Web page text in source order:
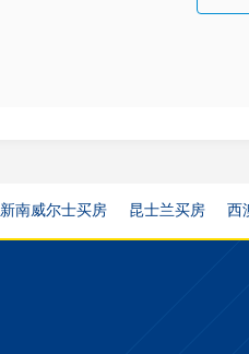
新南威尔士买房 昆士兰买房 西